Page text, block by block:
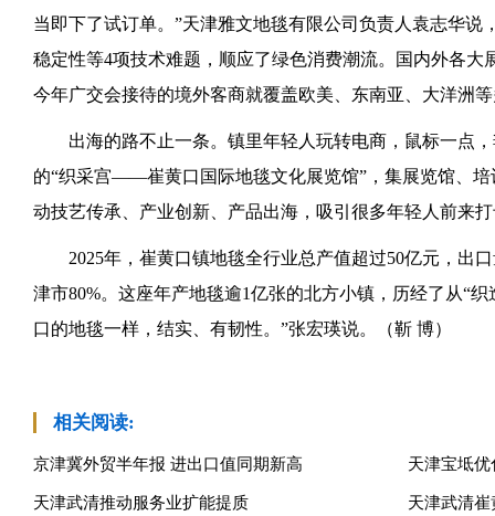
当即下了试订单。”天津雅文地毯有限公司负责人袁志华说
稳定性等4项技术难题，顺应了绿色消费潮流。国内外各大
今年广交会接待的境外客商就覆盖欧美、东南亚、大洋洲
出海的路不止一条。镇里年轻人玩转电商，鼠标一点
的“织采宫——崔黄口国际地毯文化展览馆”，集展览馆、
动技艺传承、产业创新、产品出海，吸引很多年轻人前来
2025年，崔黄口镇地毯全行业总产值超过50亿元，出
津市80%。这座年产地毯逾1亿张的北方小镇，历经了从“
口的地毯一样，结实、有韧性。”张宏瑛说。（靳 博）
相关阅读:
京津冀外贸半年报 进出口值同期新高 天津宝坻
天津武清推动服务业扩能提质 天津武清